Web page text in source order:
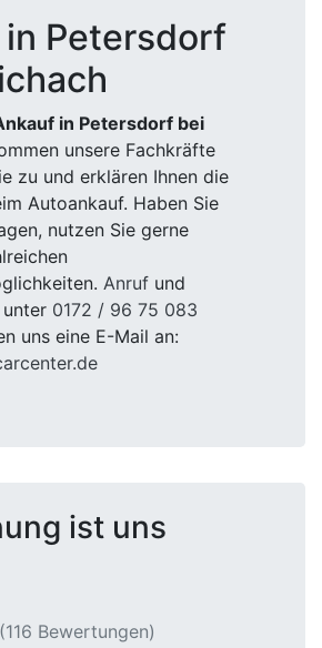
Petersdorf
in Petersdorf bei
unsere Fachkräfte
zu und erklären Ihnen die
Autoankauf. Haben Sie
nutzen Sie gerne
Anruf und
unter 0172 / 96 75 083
uns eine E-Mail an:
ist uns
Bewertungen)